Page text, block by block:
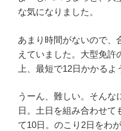
な気になりました。
あまり時間がないので、
えていました。大型免許
上、最短で12日かかるよ
うーん、難しい。そんな
日。土日を組み合わせて
て10日。のこり2日をわ